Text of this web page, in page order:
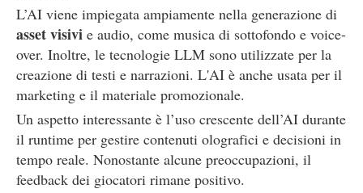
L’AI viene impiegata ampiamente nella generazione di
asset visivi e audio, come musica di sottofondo e voice-
over. Inoltre, le tecnologie LLM sono utilizzate per la
creazione di testi e narrazioni. L'AI è anche usata per il
marketing e il materiale promozionale.
Un aspetto interessante è l’uso crescente dell’AI durante
il runtime per gestire contenuti olografici e decisioni in
tempo reale. Nonostante alcune preoccupazioni, il
feedback dei giocatori rimane positivo.